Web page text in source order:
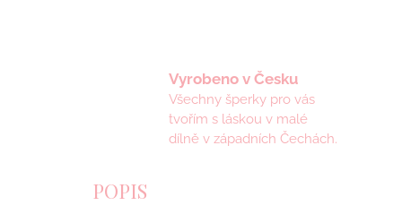
Vyrobeno v Česku
Všechny šperky pro vás
tvořím s láskou v malé
dílně v západních Čechách.
POPIS